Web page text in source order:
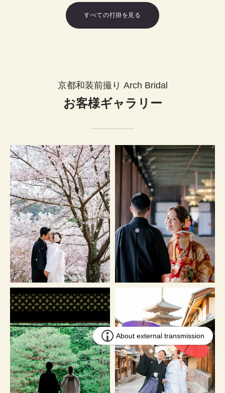
すべての打掛を見る
京都和装前撮り Arch Bridal
お客様ギャラリー